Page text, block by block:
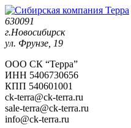
630091
г.Новосибирск
ул. Фрунзе, 19
ООО СК “Терра”
ИНН 5406730656
КПП 540601001
ck-terra@ck-terra.ru
sale-terra@ck-terra.ru
info@ck-terra.ru